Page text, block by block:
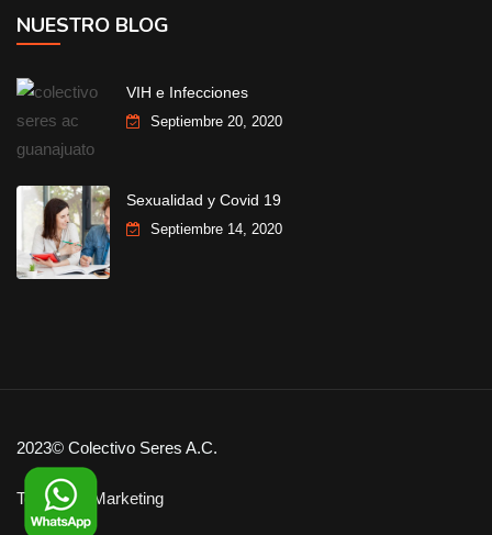
NUESTRO BLOG
VIH e Infecciones
Septiembre 20, 2020
Sexualidad y Covid 19
Septiembre 14, 2020
2023© Colectivo Seres A.C.
Tom Vega Marketing